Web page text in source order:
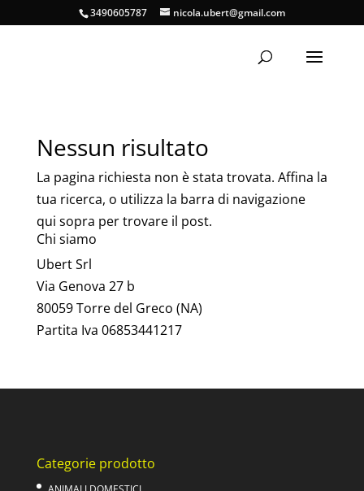
3490605787 nicola.ubert@gmail.com
Nessun risultato
La pagina richiesta non è stata trovata. Affina la
tua ricerca, o utilizza la barra di navigazione
qui sopra per trovare il post.
Chi siamo
Ubert Srl
Via Genova 27 b
80059 Torre del Greco (NA)
Partita Iva 06853441217
Categorie prodotto